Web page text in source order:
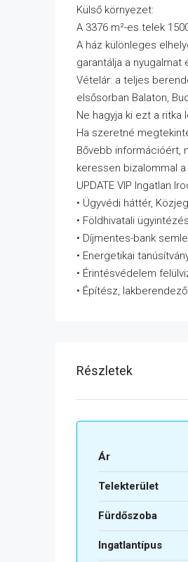
Külső környezet:
A 3376 m²-es telek
A ház különleges
garantálja a nyugalmat
Vételár: a teljes
elsősorban Balaton,
Ne hagyja ki ezt a ritka
Ha szeretné
Bővebb
keressen bizalommal
UPDATE VIP Ingatlan
• Ügyvédi háttér,
• Földhivatali ügyintézés
• Díjmentes-bank
• Energetikai
• Érintésvédelem
• Építész, lakberendező
Részletek
Ár
Telekterület
Fürdőszoba
Ingatlantípus